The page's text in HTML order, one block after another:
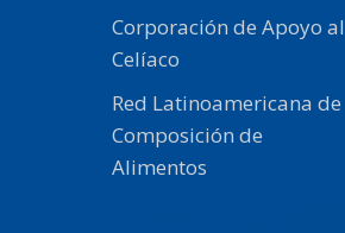
Corporación de Apoyo al
Celíaco
Red Latinoamericana de
Composición de
Alimentos